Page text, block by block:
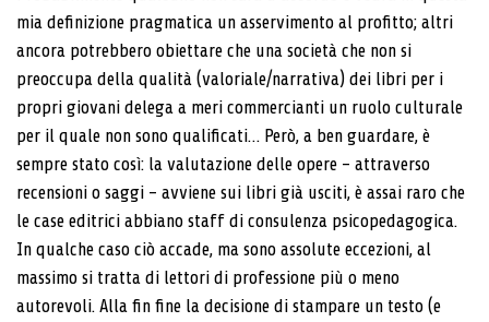
mia definizione pragmatica un asservimento al profitto; altri
ancora potrebbero obiettare che una società che non si
preoccupa della qualità (valoriale/narrativa) dei libri per i
propri giovani delega a meri commercianti un ruolo culturale
per il quale non sono qualificati… Però, a ben guardare, è
sempre stato così: la valutazione delle opere – attraverso
recensioni o saggi – avviene sui libri già usciti, è assai raro che
le case editrici abbiano staff di consulenza psicopedagogica.
In qualche caso ciò accade, ma sono assolute eccezioni, al
massimo si tratta di lettori di professione più o meno
autorevoli. Alla fin fine la decisione di stampare un testo (e